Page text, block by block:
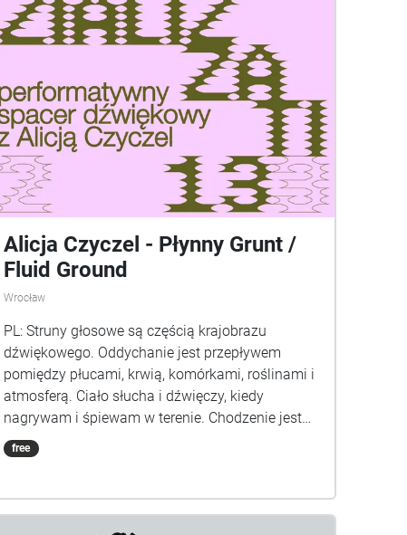
Alicja Czyczel - Płynny Grunt /
Fluid Ground
Wrocław
PL: Struny głosowe są częścią krajobrazu
dźwiękowego. Oddychanie jest przepływem
pomiędzy płucami, krwią, komórkami, roślinami i
atmosferą. Ciało słucha i dźwięczy, kiedy
nagrywam i śpiewam w terenie. Chodzenie jest
prostym narzędziem choreograficznym, które
generuje wielozmysłowe zdarzenia. Zapraszamy
dźwiękowego na Wyspie Opatowickiej, który
free